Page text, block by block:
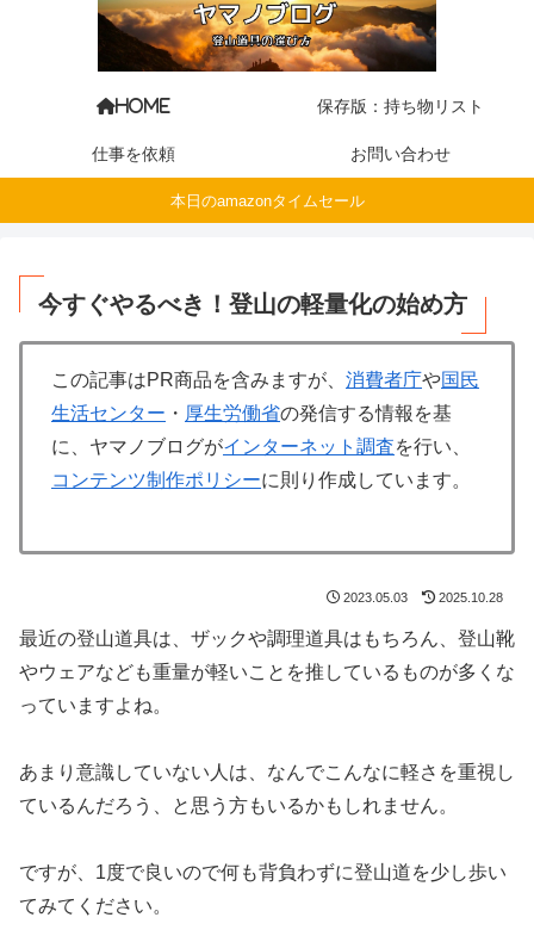
HOME 保存版：持ち物リスト
仕事を依頼 お問い合わせ
本日のamazonタイムセール
今すぐやるべき！登山の軽量化の始め方
この記事はPR商品を含みますが、 消費者庁や国民
生活センター ・ 厚生労働省の発信する情報を基
に、ヤマノブログがインターネット調査を行い、
コンテンツ制作ポリシーに則り作成しています。
2023.05.03 2025.10.28
最近の登山道具は、ザックや調理道具はもちろん、登山靴
やウェアなども重量が軽いことを推しているものが多くな
っていますよね。
あまり意識していない人は、なんでこんなに軽さを重視し
ているんだろう、と思う方もいるかもしれません。
ですが、1度で良いので何も背負わずに登山道を少し歩い
てみてください。